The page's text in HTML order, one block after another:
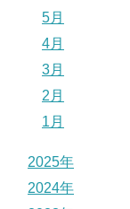
5月
4月
3月
2月
1月
2025年
2024年